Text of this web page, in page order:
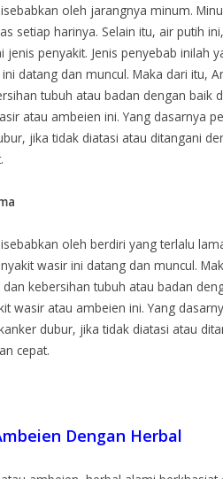
oleh jarangnya minum.
setiap harinya. Selain itu, air putih
penyakit. Jenis penyebab inilah
datang dan muncul. Maka dari itu,
tubuh atau badan dengan baik
atau ambeien ini. Yang dasarnya
jika tidak diatasi atau ditangani
oleh berdiri yang terlalu
wasir ini datang dan muncul.
kebersihan tubuh atau badan
wasir atau ambeien ini. Yang
dubur, jika tidak diatasi atau
cepat.
Dengan Herbal